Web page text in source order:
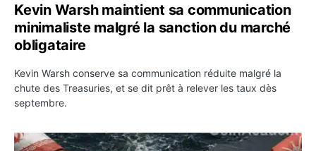
Kevin Warsh maintient sa communication
minimaliste malgré la sanction du marché
obligataire
Kevin Warsh conserve sa communication réduite malgré la
chute des Treasuries, et se dit prêt à relever les taux dès
septembre.
Ormuz : l’Iran annonce un accord avec Oman sur une